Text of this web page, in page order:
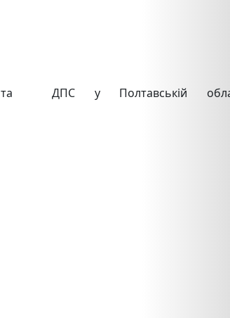
та ДПС у Полтавській